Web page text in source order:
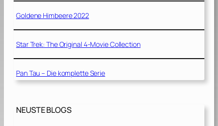
Goldene Himbeere 2022
Star Trek: The Original 4-Movie Collection
Pan Tau – Die komplette Serie
NEUSTE BLOGS